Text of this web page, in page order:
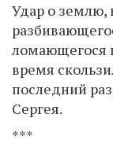
Удар о землю,
ломающегося
время
последний
Сергея.
***